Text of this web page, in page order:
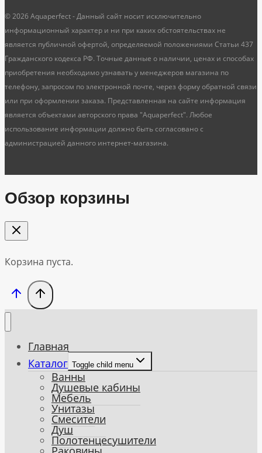
© 2026 Aquaperfect - Данный сайт носит исключительно
информационный характер и ни при каких обстоятельствах не
является публичной офертой, определяемой положениями Статьи 437
Гражданского кодекса РФ. Точные данные о наличии, ценах и способах
приобретения необходимо узнавать у менеджеров магазина по
телефону, запросом по электронной почте, через форму обратной связи
или при оформлении заказа. Представленная на сайте информация
является объектами авторского права "Aquaperfect". Любое
использование информации должно быть согласовано с
администрацией данного интернет-магазина.
Обзор корзины
Корзина пуста.
Главная
Каталог Toggle child menu
Ванны
Душевые кабины
Мебель
Унитазы
Смесители
Душ
Полотенцесушители